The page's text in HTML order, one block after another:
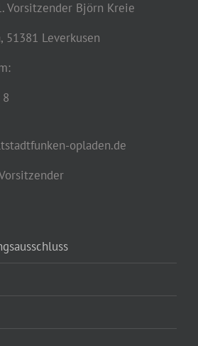
Vorsitzender Björn Kreie
51381 Leverkusen
opladen.de